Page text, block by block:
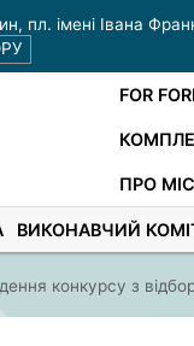
пл. імені Івана
FOR
ПРО
ВИКОНАВЧИЙ
конкурсу з